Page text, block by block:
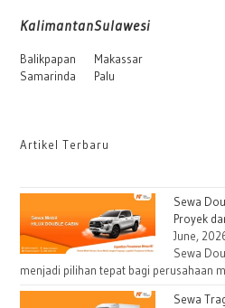
Kalimantan
Balikpapan
Samarinda
Sulawesi
Makassar
Palu
Artikel Terbaru
Sewa
Proyek
June,
Sewa
menjadi pilihan tepat bagi perusahaan
Sewa